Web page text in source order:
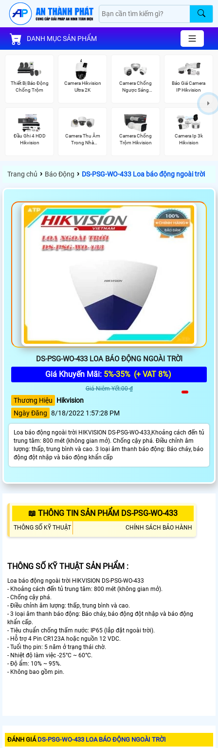
DANH MỤC SẢN PHẨM
Thiết Bị Báo Động
Chống Trộm
Camera Hikvision
Ultra 2K
Camera Chống
Ngược Sáng
Báo Giá Camera
IP Hikvision
Đầu Ghi 4 HDD
Hikvision
Camera Thu Âm
Trong Nhà
Camera Chống
Trộm Hikvision
Camera Ip 3k
Hikvision
Trang chủ › Báo Động › DS-PSG-WO-433 Loa báo động ngoài trời
DS-PSG-WO-433 LOA BÁO ĐỘNG NGOÀI TRỜI
Giá Khuyến Mãi: 5%-35% (+ VAT 8%)
Giá Niêm Yết:00 ₫
Thương Hiệu
Hikvision
Ngày Đăng 8/18/2022 1:57:28 PM
Loa báo động ngoài trời HIKVISION DS-PSG-WO-433,Khoảng cách đến tủ
trung tâm: 800 mét (không gian mở). Chống cậy phá. Điều chỉnh âm
lượng: thấp, trung bình và cao. 3 loại âm thanh báo động: Báo cháy, báo
động đột nhập và báo động khẩn cấp
📖 THÔNG TIN SẢN PHẨM DS-PSG-WO-433
THÔNG SỐ KỸ THUẬT CHÍNH SÁCH BẢO HÀNH
THÔNG SỐ KỸ THUẬT SẢN PHẨM :
Loa báo động ngoài trời HIKVISION DS-PSG-WO-433
- Khoảng cách đến tủ trung tâm: 800 mét (không gian mở).
- Chống cậy phá.
- Điều chỉnh âm lượng: thấp, trung bình và cao.
- 3 loại âm thanh báo động: Báo cháy, báo động đột nhập và báo động
khẩn cấp.
- Tiêu chuẩn chống thấm nước: IP65 (lắp đặt ngoài trời).
- Hỗ trợ 4 Pin CR123A hoặc nguồn 12 VDC.
- Tuổi thọ pin: 5 năm ở trạng thái chờ.
- Nhiệt độ làm việc -25°C ~ 60°C.
- Độ ẩm: 10% ~ 95%.
- Không bao gồm pin.
ĐÁNH GIÁ DS-PSG-WO-433 LOA BÁO ĐỘNG NGOÀI TRỜI